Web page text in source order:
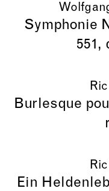
Symphonie
Burlesque
Ein